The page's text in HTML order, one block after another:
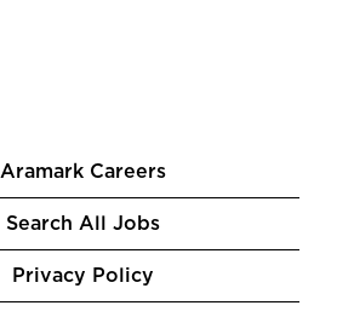
Aramark Careers
Search All Jobs
Privacy Policy